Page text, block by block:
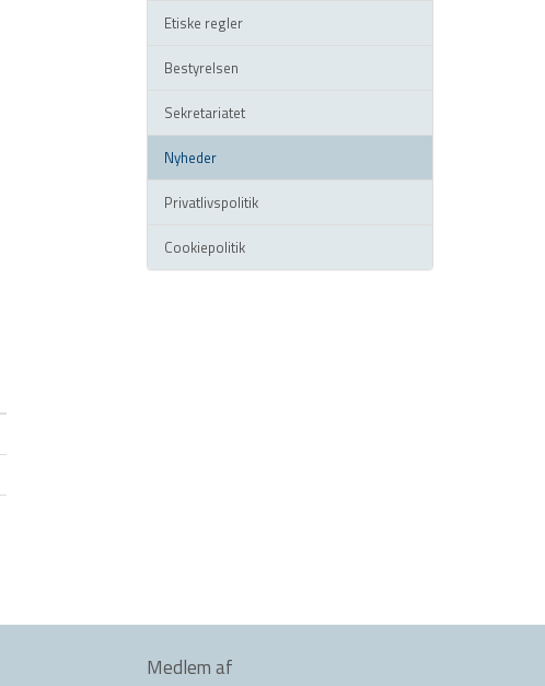
Etiske regler
Bestyrelsen
Sekretariatet
Nyheder
Privatlivspolitik
Cookiepolitik
Medlem af